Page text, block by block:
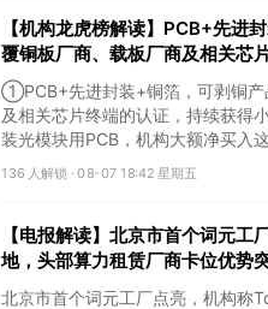
【机构龙虎榜解读】PCB+先进
覆铜板厂商、载板厂商及相关芯
单，主要应用场景包括芯片封装
公司
①PCB+先进封装+铜箔，可剥铜产
及相关芯片终端的认证，持续获得
装光模块用PCB，机构大额净买
收购国外知名CRO企业，在创新药
具备承接细胞与基因治疗产品商业
136 人解锁 ·08-07 18:42 星期五
【电报解读】北京市首个词元
地，头部算力租赁厂商卡位优势
工厂项目
北京市首个词元工厂点亮，机构称